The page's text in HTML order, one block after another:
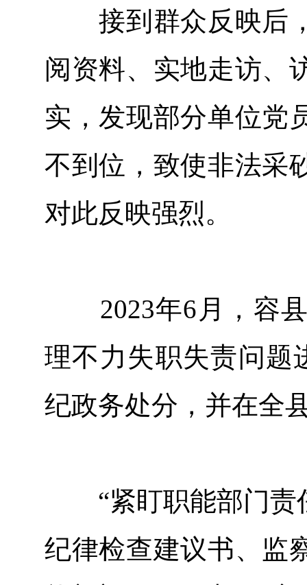
接到群众反映后，
阅资料、实地走访、
实，发现部分单位党
不到位，致使非法采
对此反映强烈。
2023年6月，容县
理不力失职失责问题
纪政务处分，并在全
“紧盯职能部门责
纪律检查建议书、监